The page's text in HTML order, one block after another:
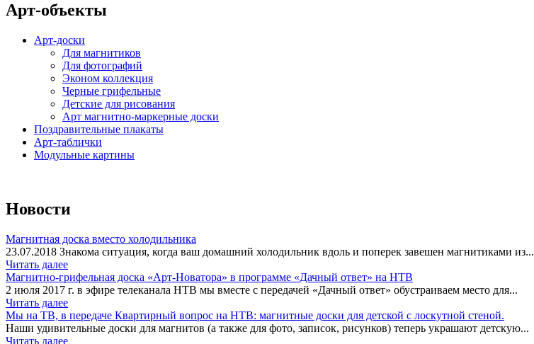
Арт-объекты
Арт-доски
Для магнитиков
Для фотографий
Эконом коллекция
Черные грифельные
Детские для рисования
Арт магнитно-маркерные доски
Поздравительные плакаты
Арт-таблички
Модульные картины
Новости
Магнитная доска вместо холодильника
23.07.2018 Знакома ситуация, когда ваш домашний холодильник вдоль и поперек завешен магнитиками из...
Читать далее
Магнитно-грифельная доска «Арт-Новатора» в программе «Дачный ответ» на НТВ
2 июля 2017 г. в эфире телеканала НТВ мы вместе с передачей «Дачный ответ» обустраиваем место для...
Читать далее
Мы на ТВ, в передаче Квартирный вопрос на НТВ: магнитные доски для детской с лоскутной стеной.
Наши удивительные доски для магнитов (а также для фото, записок, рисунков) теперь украшают детскую...
Читать далее